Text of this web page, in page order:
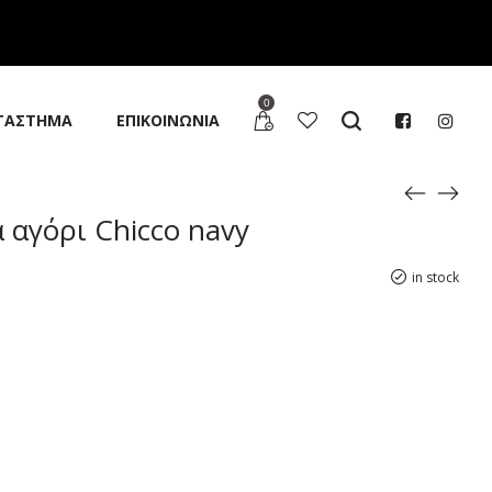
ΕΠΙΚΟΙΝΩΝΙΑ
0
Chicco navy
in stock